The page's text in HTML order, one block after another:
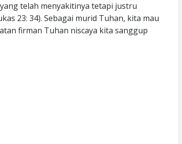
telah menyakitinya tetapi justru
23: 34). Sebagai murid Tuhan, kita mau
firman Tuhan niscaya kita sanggup